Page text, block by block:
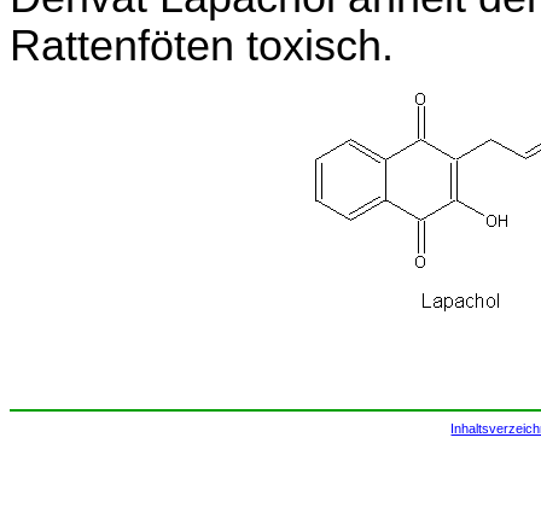
Rattenföten toxisch.